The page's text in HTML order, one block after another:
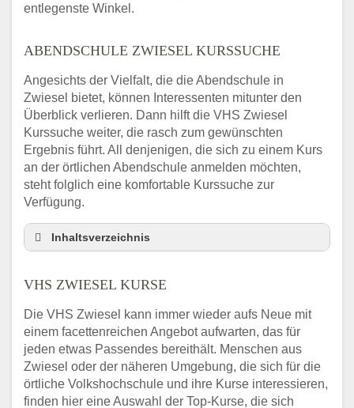
entlegenste Winkel.
ABENDSCHULE ZWIESEL KURSSUCHE
Angesichts der Vielfalt, die die Abendschule in
Zwiesel bietet, können Interessenten mitunter den
Überblick verlieren. Dann hilft die VHS Zwiesel
Kurssuche weiter, die rasch zum gewünschten
Ergebnis führt. All denjenigen, die sich zu einem Kurs
an der örtlichen Abendschule anmelden möchten,
steht folglich eine komfortable Kurssuche zur
Verfügung.
Inhaltsverzeichnis
3 Tipps
VHS Zwiesel Kurse
VHS Zwiesel – Öffnungszeiten und
Telefonnummer
Stellenangebote der Volkshochschule
Zwiesel
VHS ZWIESEL KURSE
Die VHS Zwiesel kann immer wieder aufs Neue mit
einem facettenreichen Angebot aufwarten, das für
jeden etwas Passendes bereithält. Menschen aus
Zwiesel oder der näheren Umgebung, die sich für die
örtliche Volkshochschule und ihre Kurse interessieren,
finden hier eine Auswahl der Top-Kurse, die sich